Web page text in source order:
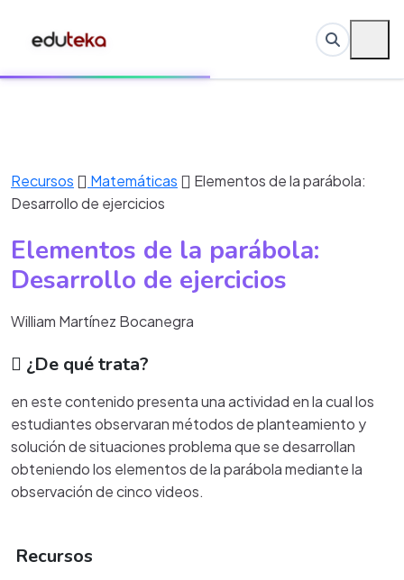
Recursos Matemáticas
Elementos de la parábola:
Desarrollo de ejercicios
Elementos de la parábola:
Desarrollo de ejercicios
William Martínez Bocanegra
¿De qué trata?
en este contenido presenta una actividad en la cual los
estudiantes observaran métodos de planteamiento y
solución de situaciones problema que se desarrollan
obteniendo los elementos de la parábola mediante la
observación de cinco videos.
Recursos